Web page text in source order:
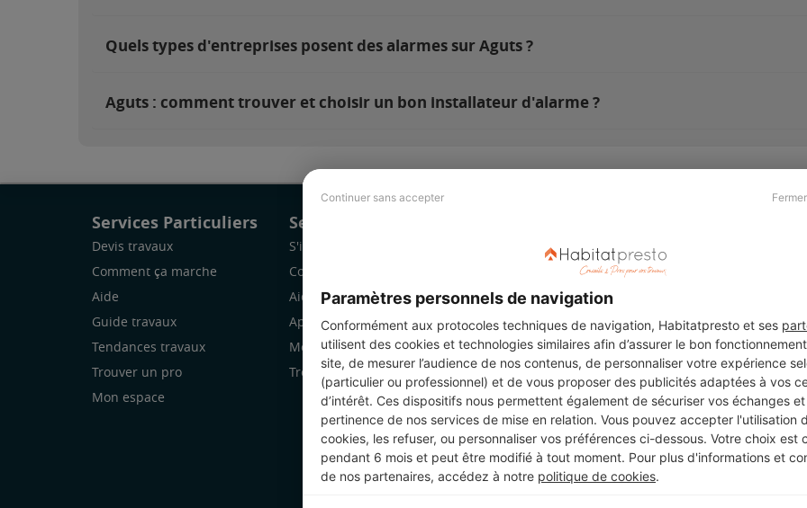
Continuer sans accepter
Paramètres personnels de navigation
Conformément aux protocoles techniques de navigation, Habitatpresto et ses
utilisent des cookies et technologies similaires afin d’assurer le bon
site, de mesurer l’audience de nos contenus, de personnaliser votre expérience
(particulier ou professionnel) et de vous proposer des publicités adaptées à vos
d’intérêt. Ces dispositifs nous permettent également de sécuriser vos échanges
pertinence de nos services de mise en relation. Vous pouvez accepter l'utilisation
cookies, les refuser, ou personnaliser vos préférences ci-dessous. Votre choix est
pendant 6 mois et peut être modifié à tout moment. Pour plus d'informations et
de nos partenaires, accédez à notre politique de cookies.
Quels types d'entreprises posent des alarmes sur Aguts ?
Aguts : comment trouver et choisir un bon installateur d'alarme ?
Services Particuliers
Devis travaux
Comment ça marche
Aide
Guide travaux
Tendances travaux
Trouver un pro
Mon espace
Services Pro
S'inscrire
Comment ça marche
Aide
Application Mobile
Mon espace
Trouver des chantiers
Revue de presse
Légal
Charte cookies
Suivez-nous